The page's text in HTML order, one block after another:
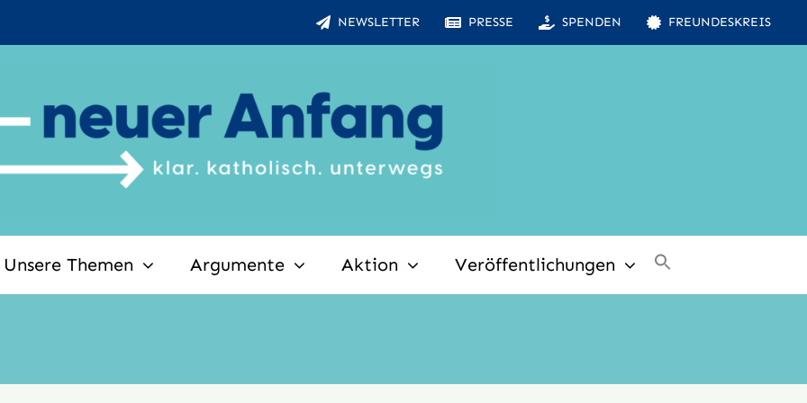
NEWSLETTER PRESSE SPENDEN FREUNDESKREIS
Unsere Themen Argumente Aktion Veröffentlichungen